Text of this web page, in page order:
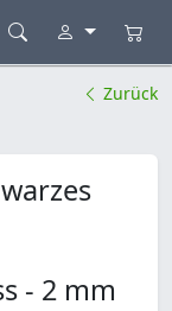
Zurück
- 2 mm